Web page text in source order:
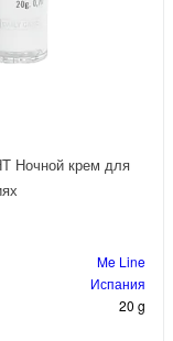
Ночной крем для
Me Line
Испания
20 g